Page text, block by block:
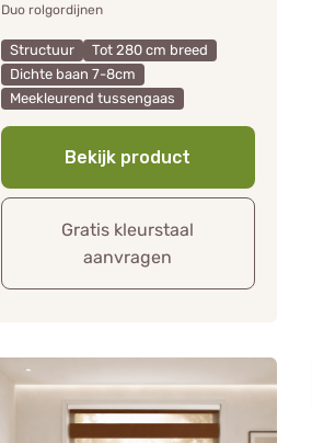
Duo rolgordijnen
Structuur
Tot 280 cm breed
Dichte baan 7-8cm
Meekleurend tussengaas
Bekijk product
Gratis kleurstaal
aanvragen